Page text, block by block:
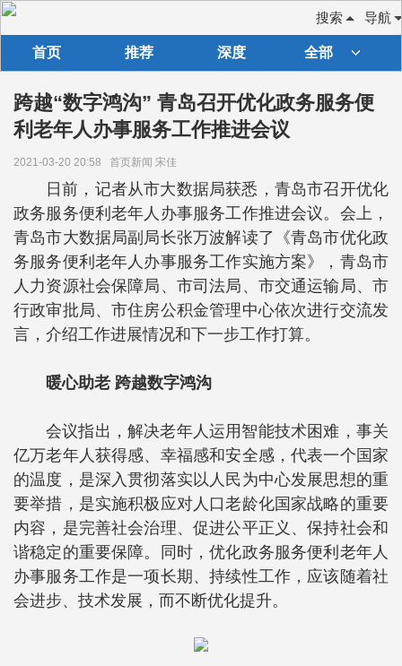
导航
搜索
首页 推荐 深度 全部
跨越“数字鸿沟” 青岛召开优化政务服务便
利老年人办事服务工作推进会议
2021-03-20 20:58 首页新闻 宋佳
日前，记者从市大数据局获悉，青岛市召开优化
政务服务便利老年人办事服务工作推进会议。会上，
青岛市大数据局副局长张万波解读了《青岛市优化政
务服务便利老年人办事服务工作实施方案》，青岛市
人力资源社会保障局、市司法局、市交通运输局、市
行政审批局、市住房公积金管理中心依次进行交流发
言，介绍工作进展情况和下一步工作打算。
暖心助老 跨越数字鸿沟
会议指出，解决老年人运用智能技术困难，事关
亿万老年人获得感、幸福感和安全感，代表一个国家
的温度，是深入贯彻落实以人民为中心发展思想的重
要举措，是实施积极应对人口老龄化国家战略的重要
内容，是完善社会治理、促进公平正义、保持社会和
谐稳定的重要保障。同时，优化政务服务便利老年人
办事服务工作是一项长期、持续性工作，应该随着社
会进步、技术发展，而不断优化提升。